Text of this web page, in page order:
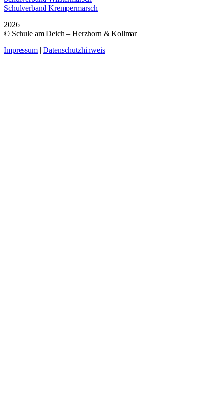
Schulverband Krempermarsch
2026
© Schule am Deich – Herzhorn & Kollmar
Impressum | Datenschutzhinweis